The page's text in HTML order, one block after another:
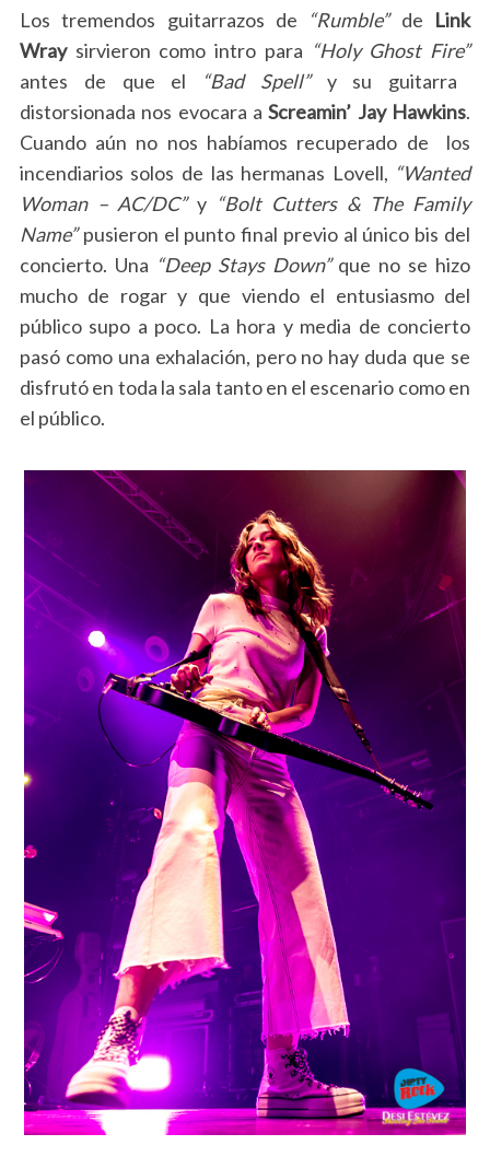
Los tremendos guitarrazos de “Rumble”de Link
Wraysirvieron como intro para “Holy Ghost Fire”
antes de que el
“Bad Spell”y su guitarra
distorsionada nos evocara aScreamin’ Jay Hawkins.
Cuando aún no nos habíamos recuperado de los
incendiarios solos de las hermanas Lovell, “Wanted
Woman – AC/DC”y “Bolt Cutters & The Family
Name”pusieron el punto final previo al único bis del
concierto. Una “Deep Stays Down” que no se hizo
mucho de rogar y que viendo el entusiasmo del
público supo a poco. La hora y media de concierto
pasó como una exhalación, pero no hay duda que se
disfrutó en toda la sala tanto en el escenario como en
el público.